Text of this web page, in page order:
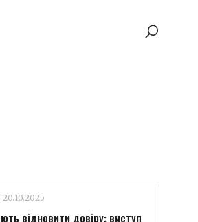
20.10.2025
відновити довіру: виступ